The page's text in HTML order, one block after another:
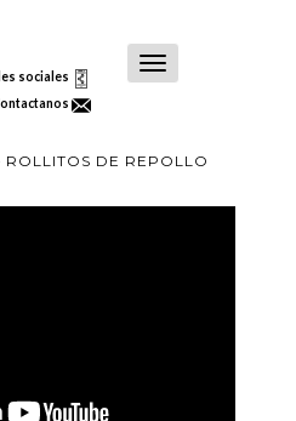
sociales
Toggle
ROLLITOS DE REPOLLO